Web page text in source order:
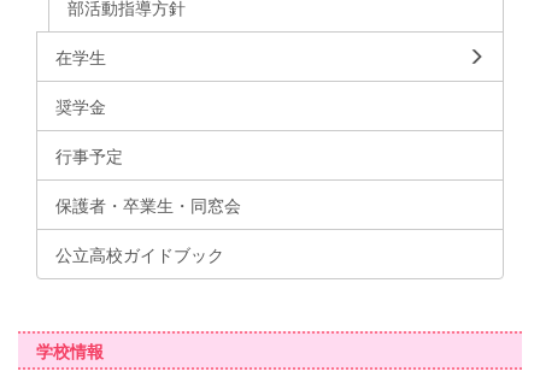
部活動指導方針
在学生
奨学金
行事予定
保護者・卒業生・同窓会
公立高校ガイドブック
学校情報